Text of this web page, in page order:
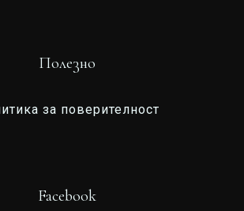
Полезно
за поверителност
Facebook